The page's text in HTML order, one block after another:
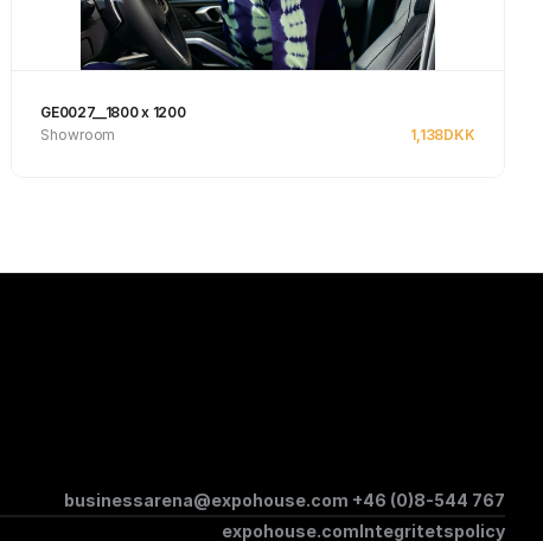
GE0027__1800 x 1200
Showroom
1,138DKK
businessarena@expohouse.com +46 (0)8-544 767
expohouse.comIntegritetspolicy